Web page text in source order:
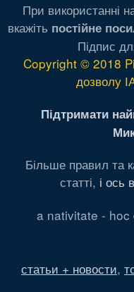
При використанні
вкажіть постійне
Підпис
Copyright © 2018
дозволу
Підтримати
Більше правил та
статті, і ось
a nativitate - hoc
статьи + новости,